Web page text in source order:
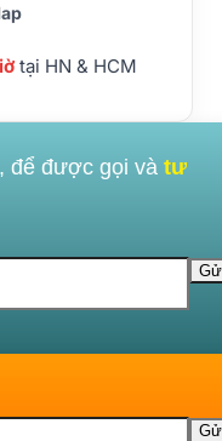
tại HN & HCM
, để được gọi và tư